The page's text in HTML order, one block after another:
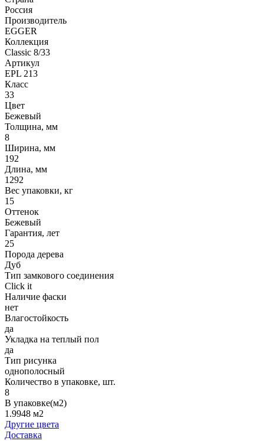
Россия
Производитель
EGGER
Коллекция
Classic 8/33
Артикул
EPL 213
Класс
33
Цвет
Бежевый
Толщина, мм
8
Ширина, мм
192
Длина, мм
1292
Вес упаковки, кг
15
Оттенок
Бежевый
Гарантия, лет
25
Порода дерева
Дуб
Тип замкового соединения
Click it
Наличие фаски
нет
Влагостойкость
да
Укладка на теплый пол
да
Тип рисунка
однополосный
Количество в упаковке, шт.
8
В упаковке(м2)
1.9948 м2
Другие цвета
Доставка